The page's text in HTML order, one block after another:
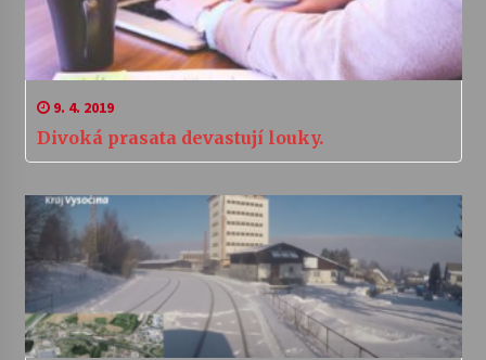
9. 4. 2019
Divoká prasata devastují louky.